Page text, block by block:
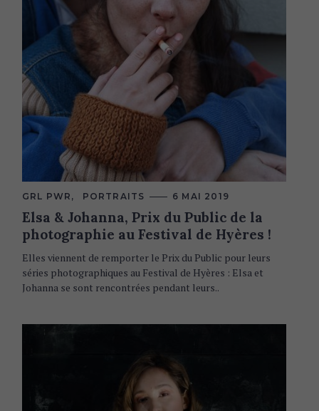
C
T
G
O
R
E
S
GRL PWR PORTRAITS 6 MAI 2019
Elsa & Johanna, Prix du Public de la
photographie au Festival de Hyères !
Elles viennent de remporter le Prix du Public pour leurs
séries photographiques au Festival de Hyères : Elsa et
Johanna se sont rencontrées pendant leurs..